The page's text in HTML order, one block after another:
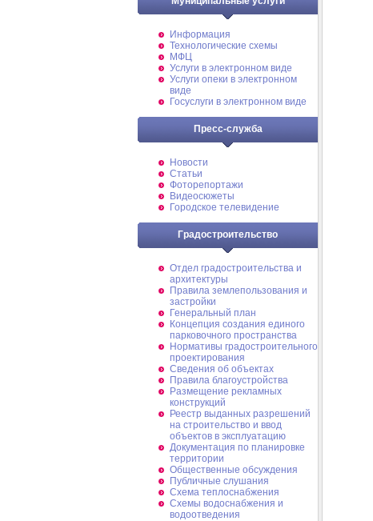
Информация
Технологические схемы
МФЦ
Услуги в электронном виде
Услуги опеки в электронном
виде
Госуслуги в электронном виде
Пресс-служба
Новости
Статьи
Фоторепортажи
Видеосюжеты
Городское телевидение
Градостроительство
Отдел градостроительства и
архитектуры
Правила землепользования и
застройки
Генеральный план
Концепция создания единого
парковочного пространства
Нормативы градостроительного
проектирования
Сведения об объектах
Правила благоустройства
Размещение рекламных
конструкций
Реестр выданных разрешений
на строительство и ввод
объектов в эксплуатацию
Документация по планировке
территории
Общественные обсуждения
Публичные слушания
Схема теплоснабжения
Схемы водоснабжения и
водоотведения